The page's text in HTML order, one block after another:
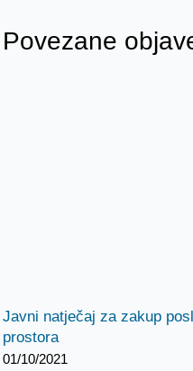
Povezane
Javni natječaj za zakup
prostora
01/10/2021